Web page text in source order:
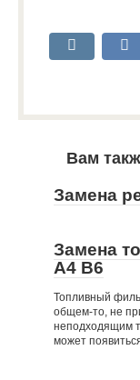
Вам
Замена
Замена
A4 B6
Топливный
общем-то, не
неподходящим
может